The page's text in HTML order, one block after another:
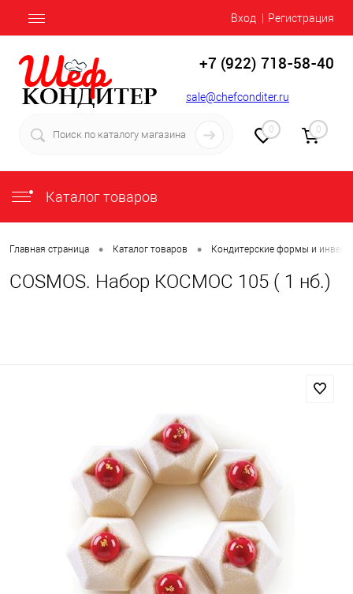
Вход Регистрация
+7 (922) 718-58-40
sale@chefconditer.ru
0 0
Каталог товаров
Главная страница • Каталог товаров • Кондитерские формы и
COSMOS. Набор КОСМОС 105 ( 1 нб.)